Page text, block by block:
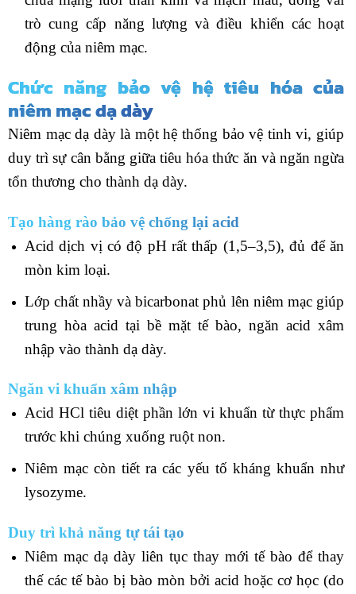
trò cung cấp năng lượng và điều khiển các hoạt
động của niêm mạc.
Chức năng bảo vệ hệ tiêu hóa của
niêm mạc dạ dày
Niêm mạc dạ dày là một hệ thống bảo vệ tinh vi, giúp
duy trì sự cân bằng giữa tiêu hóa thức ăn và ngăn ngừa
tổn thương cho thành dạ dày.
Tạo hàng rào bảo vệ chống lại acid
Acid dịch vị có độ pH rất thấp (1,5–3,5), đủ để ăn
mòn kim loại.
Lớp chất nhầy và bicarbonat phủ lên niêm mạc giúp
trung hòa acid tại bề mặt tế bào, ngăn acid xâm
nhập vào thành dạ dày.
Ngăn vi khuẩn xâm nhập
Acid HCl tiêu diệt phần lớn vi khuẩn từ thực phẩm
trước khi chúng xuống ruột non.
Niêm mạc còn tiết ra các yếu tố kháng khuẩn như
lysozyme.
Duy trì khả năng tự tái tạo
Niêm mạc dạ dày liên tục thay mới tế bào để thay
thế các tế bào bị bào mòn bởi acid hoặc cơ học (do